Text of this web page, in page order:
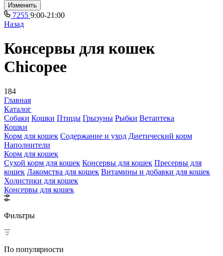
Изменить
7255 9:00-21:00
Назад
Консервы для кошек
Chicopee
184
Главная
Каталог
Собаки Кошки Птицы Грызуны Рыбки Ветаптека
Кошки
Корм для кошек Содержание и уход Диетический корм
Наполнители
Корм для кошек
Сухой корм для кошек Консервы для кошек Пресервы для
кошек Лакомства для кошек Витамины и добавки для кошек
Холистики для кошек
Консервы для кошек
Фильтры
По популярности